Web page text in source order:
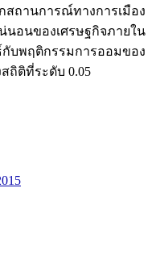
านการณ์ทางการเมือง
นของเศรษฐกิจภายใน
ฤติกรรมการออมของ
ถิติที่ระดับ 0.05